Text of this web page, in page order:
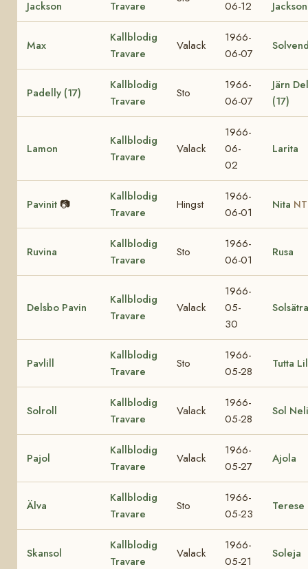
Jackson
Travare
06-12
Jackson
Max
Kallblodig
Travare
Valack
1966-
06-07
Padelly (17)
Kallblodig
Travare
Sto
1966-
06-07
Järn
(17)
Lamon
Kallblodig
Travare
Valack
1966-
06-
02
Larita
Pavinit 📷
Kallblodig
Travare
Hingst
1966-
06-01
Nita
Ruvina
Kallblodig
Travare
Sto
1966-
06-01
Rusa
Delsbo Pavin
Kallblodig
Travare
Valack
1966-
05-
30
Solsätra
Pavlill
Kallblodig
Travare
Sto
1966-
05-28
Tutta
Solroll
Kallblodig
Travare
Valack
1966-
05-28
Sol Neli
Pajol
Kallblodig
Travare
Valack
1966-
05-27
Ajola
Älva
Kallblodig
Travare
Sto
1966-
05-23
Terese
Skansol
Kallblodig
Travare
Valack
1966-
05-21
Soleja